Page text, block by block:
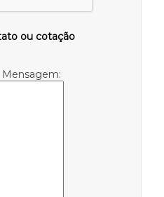
ou cotação
Mensagem: